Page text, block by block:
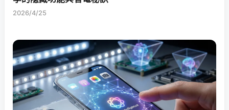
2026/4/25